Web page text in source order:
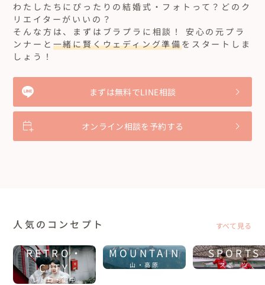
わたしたちにぴったりの結婚式・フォトって？どのク
リエイターがいいの？
そんな方は、まずはブラプラに相談！ 安心の元プラ
ンナーと 一緒に賢くウェディング準備をスタートしま
しょう！
まずは無料でLINE相談
オンライン相談を予約する
人気のコンセプト すべて見る
RETRO・
CITY
レトロ・街中
MOUNTAIN
山・高原
SPORTS
スポーツ